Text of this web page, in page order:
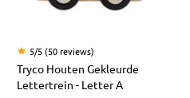
5/5 (50 reviews)
Tryco Houten Gekleurde
Lettertrein - Letter A